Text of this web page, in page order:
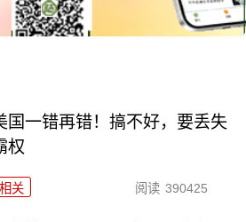
国一错再错！搞不好，要丢失
权
相关 阅读 390425